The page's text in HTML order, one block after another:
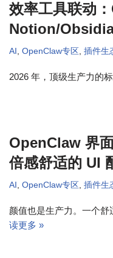
效率工具联动
Notion/
AI , OpenClaw专区 , 插件生
2026 年，顶级生产力的
OpenClaw 界
倍感舒适的 UI
AI , OpenClaw专区 , 插件生
颜值也是生产力。一个
读更多 »